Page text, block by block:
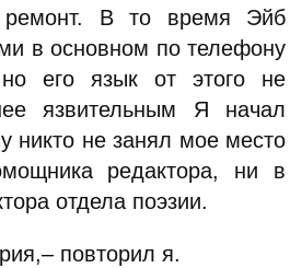
ремонт. В то время Эйб
в основном по телефону
его язык от этого не
язвительным Я начал
никто не занял мое место
редактора, ни в
отдела поэзии.
повторил я.